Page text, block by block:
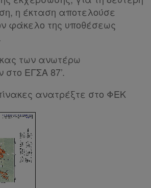
η έκταση αποτελούσε
φάκελο της υποθέσεως
των ανωτέρω
ΕΓΣΑ 87’.
ανατρέξτε στο ΦΕΚ